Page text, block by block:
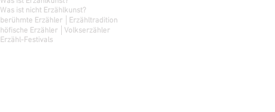
Was ist nicht Erzählkunst?
berühmte Erzähler │Erzähltradition
höfische Erzähler │Volkserzähler
Erzähl-Festivals